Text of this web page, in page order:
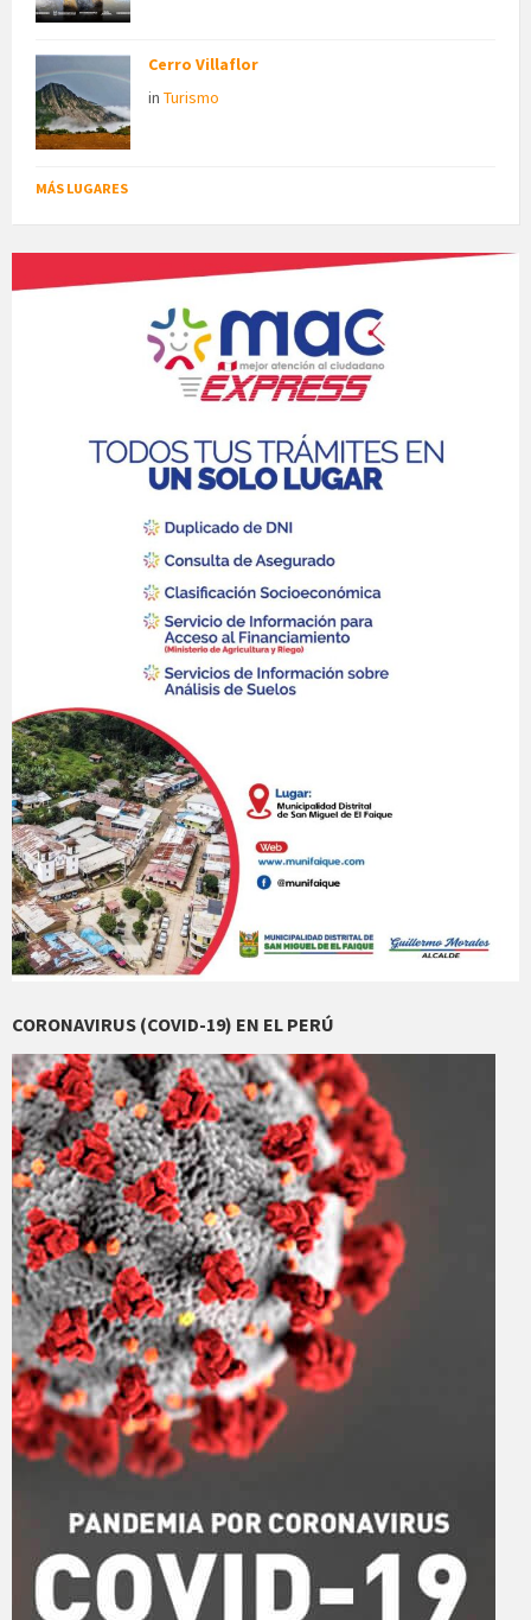
Cerro Villaflor
in Turismo
MÁS LUGARES
CORONAVIRUS (COVID-19) EN EL PERÚ